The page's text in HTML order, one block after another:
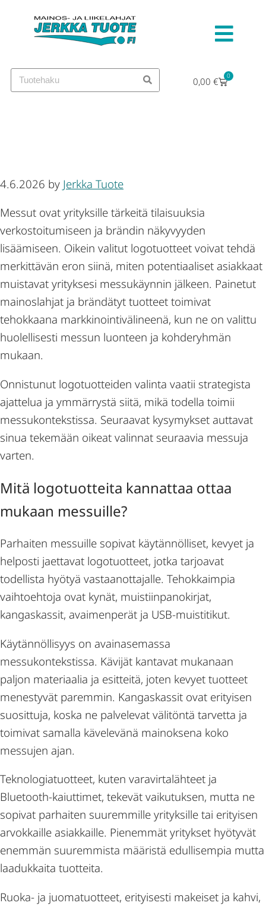
0,00 € 0
4.6.2026 by Jerkka Tuote
Messut ovat yrityksille tärkeitä tilaisuuksia
verkostoitumiseen ja brändin näkyvyyden
lisäämiseen. Oikein valitut logotuotteet voivat tehdä
merkittävän eron siinä, miten potentiaaliset asiakkaat
muistavat yrityksesi messukäynnin jälkeen. Painetut
mainoslahjat ja brändätyt tuotteet toimivat
tehokkaana markkinointivälineenä, kun ne on valittu
huolellisesti messun luonteen ja kohderyhmän
mukaan.
Onnistunut logotuotteiden valinta vaatii strategista
ajattelua ja ymmärrystä siitä, mikä todella toimii
messukontekstissa. Seuraavat kysymykset auttavat
sinua tekemään oikeat valinnat seuraavia messuja
varten.
Mitä logotuotteita kannattaa ottaa
mukaan messuille?
Parhaiten messuille sopivat käytännölliset, kevyet ja
helposti jaettavat logotuotteet, jotka tarjoavat
todellista hyötyä vastaanottajalle. Tehokkaimpia
vaihtoehtoja ovat kynät, muistiinpanokirjat,
kangaskassit, avaimenperät ja USB-muistitikut.
Käytännöllisyys on avainasemassa
messukontekstissa. Kävijät kantavat mukanaan
paljon materiaalia ja esitteitä, joten kevyet tuotteet
menestyvät paremmin. Kangaskassit ovat erityisen
suosittuja, koska ne palvelevat välitöntä tarvetta ja
toimivat samalla kävelevänä mainoksena koko
messujen ajan.
Teknologiatuotteet, kuten varavirtalähteet ja
Bluetooth-kaiuttimet, tekevät vaikutuksen, mutta ne
sopivat parhaiten suuremmille yrityksille tai erityisen
arvokkaille asiakkaille. Pienemmät yritykset hyötyvät
enemmän suuremmista määristä edullisempia mutta
laadukkaita tuotteita.
Ruoka- ja juomatuotteet, erityisesti makeiset ja kahvi,